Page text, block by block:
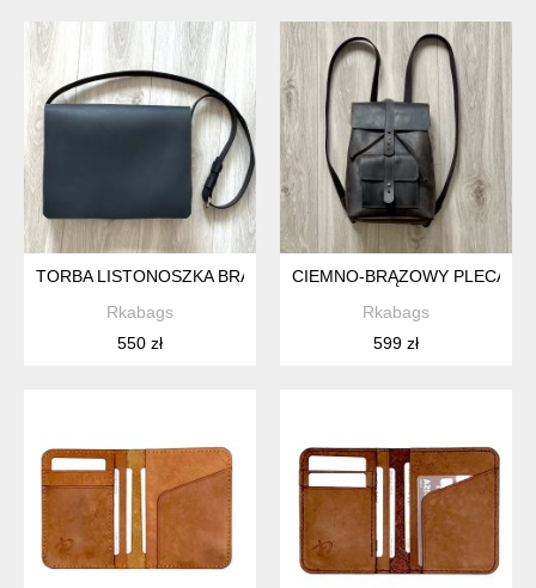
TORBA LISTONOSZKA BRĄZOWA ZE SKÓRY CRAZY HORSE
Rkabags
550 zł
CIEMNO-BRĄZOWY PLECAK
Rkabags
599 zł